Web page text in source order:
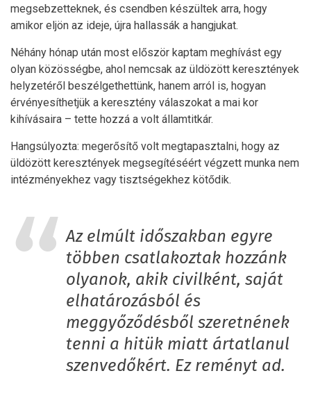
megsebzetteknek, és csendben készültek arra, hogy
amikor eljön az ideje, újra hallassák a hangjukat.
Néhány hónap után most először kaptam meghívást egy
olyan közösségbe, ahol nemcsak az üldözött keresztények
helyzetéről beszélgethettünk, hanem arról is, hogyan
érvényesíthetjük a keresztény válaszokat a mai kor
kihívásaira – tette hozzá a volt államtitkár.
Hangsúlyozta: megerősítő volt megtapasztalni, hogy az
üldözött keresztények megsegítéséért végzett munka nem
intézményekhez vagy tisztségekhez kötődik.
Az elmúlt időszakban egyre
többen csatlakoztak hozzánk
olyanok, akik civilként, saját
elhatározásból és
meggyőződésből szeretnének
tenni a hitük miatt ártatlanul
szenvedőkért. Ez reményt ad.